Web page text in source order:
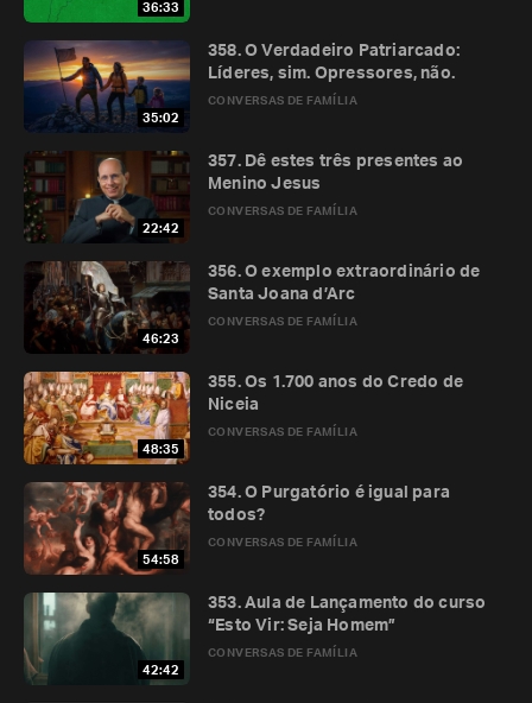
36:33
35:02
CONVERSAS DE FAMÍLIA
358. O Verdadeiro Patriarcado:
Líderes, sim. Opressores, não.
22:42
CONVERSAS DE FAMÍLIA
357. Dê estes três presentes ao
Menino Jesus
46:23
CONVERSAS DE FAMÍLIA
356. O exemplo extraordinário de
Santa Joana d’Arc
48:35
CONVERSAS DE FAMÍLIA
355. Os 1.700 anos do Credo de
Niceia
54:58
CONVERSAS DE FAMÍLIA
354. O Purgatório é igual para
todos?
42:42
CONVERSAS DE FAMÍLIA
353. Aula de Lançamento do curso
“Esto Vir: Seja Homem”